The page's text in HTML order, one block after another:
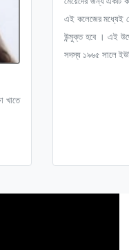
খাতে
এই কলেজের মধ্যেই
উন্মুক্ত হবে । এই
সদস্য ১৯৬৫ সালে